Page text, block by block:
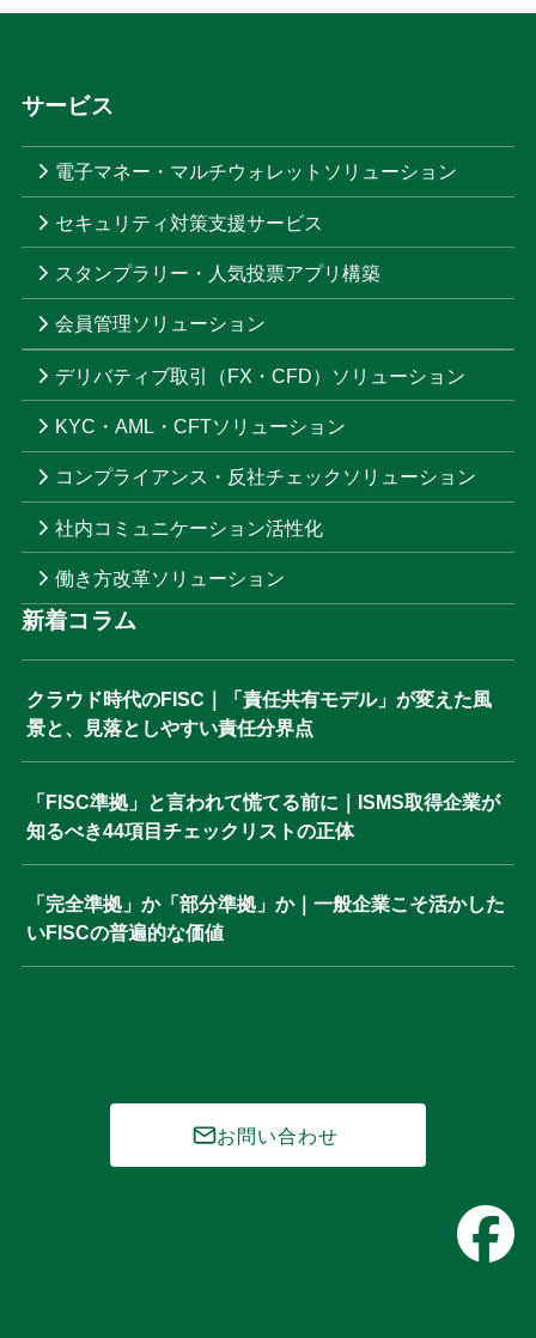
サービス
電子マネー・マルチウォレットソリューション
セキュリティ対策支援サービス
スタンプラリー・人気投票アプリ構築
会員管理ソリューション
デリバティブ取引（FX・CFD）ソリューション
KYC・AML・CFTソリューション
コンプライアンス・反社チェックソリューション
社内コミュニケーション活性化
働き方改革ソリューション
新着コラム
クラウド時代のFISC｜「責任共有モデル」が変えた風
景と、見落としやすい責任分界点
「FISC準拠」と言われて慌てる前に｜ISMS取得企業が
知るべき44項目チェックリストの正体
「完全準拠」か「部分準拠」か｜一般企業こそ活かした
いFISCの普遍的な価値
お問い合わせ